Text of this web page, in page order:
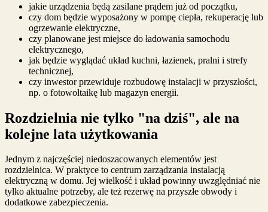
jakie urządzenia będą zasilane prądem już od początku,
czy dom będzie wyposażony w pompę ciepła, rekuperację lub
ogrzewanie elektryczne,
czy planowane jest miejsce do ładowania samochodu
elektrycznego,
jak będzie wyglądać układ kuchni, łazienek, pralni i strefy
technicznej,
czy inwestor przewiduje rozbudowę instalacji w przyszłości,
np. o fotowoltaikę lub magazyn energii.
Rozdzielnia nie tylko "na dziś", ale na
kolejne lata użytkowania
Jednym z najczęściej niedoszacowanych elementów jest
rozdzielnica. W praktyce to centrum zarządzania instalacją
elektryczną w domu. Jej wielkość i układ powinny uwzględniać nie
tylko aktualne potrzeby, ale też rezerwę na przyszłe obwody i
dodatkowe zabezpieczenia.